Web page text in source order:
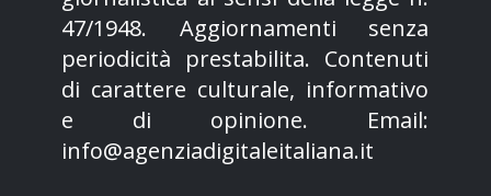
47/1948. Aggiornamenti senza
periodicità prestabilita. Contenuti
di carattere culturale, informativo
e di opinione. Email:
info@agenziadigitaleitaliana.it